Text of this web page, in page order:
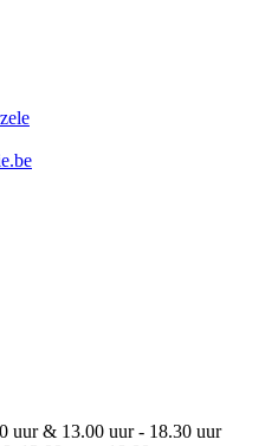
uur & 13.00 uur - 18.30 uur